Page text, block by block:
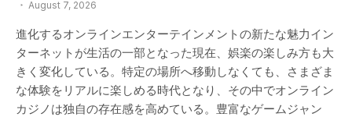
August 7, 2026
進化するオンラインエンターテインメントの新たな魅力イン
ターネットが生活の一部となった現在、娯楽の楽しみ方も大
きく変化している。特定の場所へ移動しなくても、さまざま
な体験をリアルに楽しめる時代となり、その中でオンライン
カジノは独自の存在感を高めている。豊富なゲームジャン